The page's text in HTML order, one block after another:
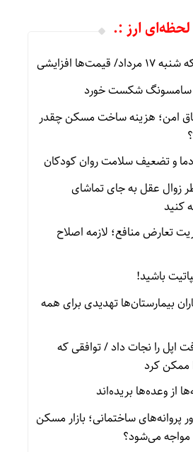
ارز :.
افزایشی
سامسونگ شکست خورد
اتاق امن؛ هزینه ساخت مسکن چقدر
دما و تضعیف سلامت روان کودکان
زوال عقل به جای تماشای
کنید
تعارض منافع؛ لازمه اصلاح
باشید!
بیمارستان‌ها تهدیدی برای همه
اپل را نجات داد / توافقی که
ممکن کرد
از وعده‌ها بریده‌اند
ساختمانی؛ بازار مسکن
مواجه می‌شود؟